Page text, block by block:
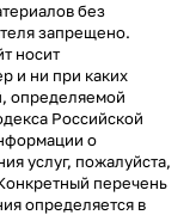
без
запрещено.
носит
и ни при каких
определяемой
Российской
о
услуг, пожалуйста,
перечень
определяется в